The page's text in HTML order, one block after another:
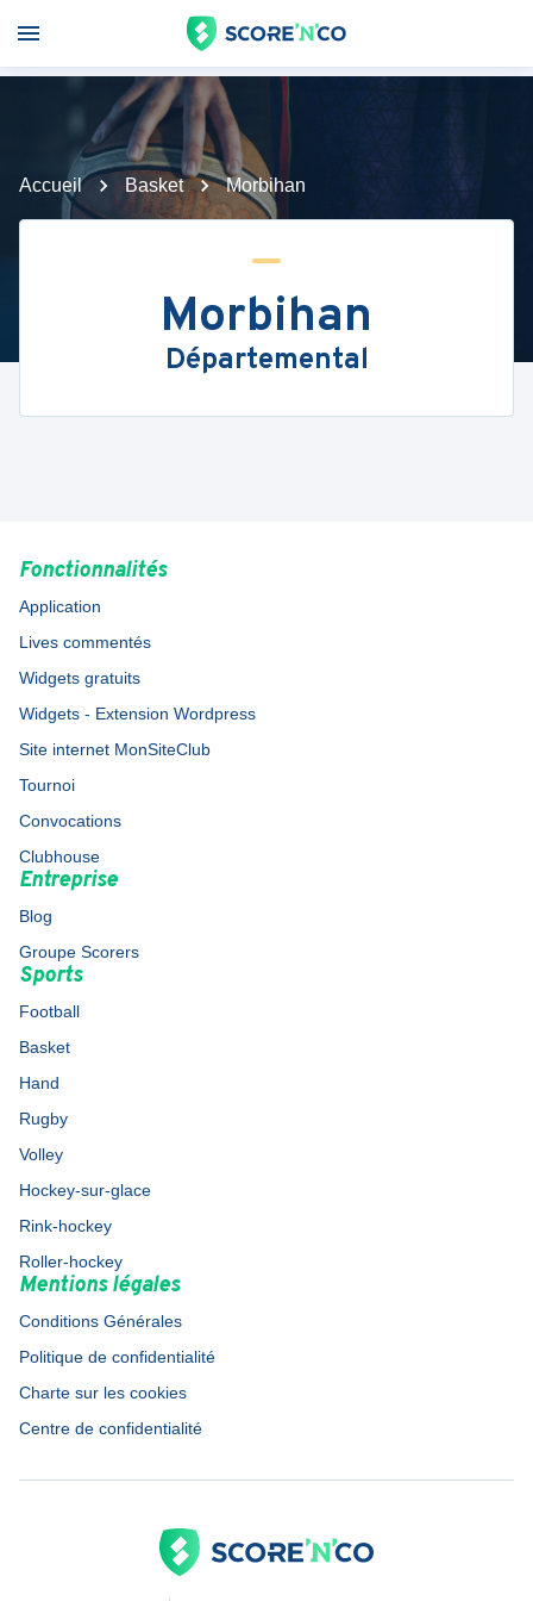
Accueil Basket Morbihan
Morbihan
Départemental
Fonctionnalités
Application
Lives commentés
Widgets gratuits
Widgets - Extension Wordpress
Site internet MonSiteClub
Tournoi
Convocations
Clubhouse
Entreprise
Blog
Groupe Scorers
Sports
Football
Basket
Hand
Rugby
Volley
Hockey-sur-glace
Rink-hockey
Roller-hockey
Mentions légales
Conditions Générales
Politique de confidentialité
Charte sur les cookies
Centre de confidentialité